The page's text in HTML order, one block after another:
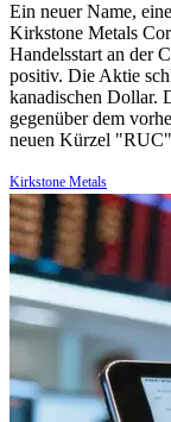
Ein neuer Name,
Kirkstone Metals
Handelsstart an der
positiv. Die Aktie
kanadischen Dollar.
gegenüber dem
neuen Kürzel
Kirkstone Metals